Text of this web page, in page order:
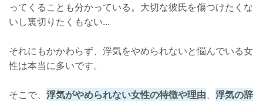
ってくることも分かっている。大切な彼氏を傷つけたくな
いし裏切りたくもない...
それにもかかわらず、浮気をやめられないと悩んでいる女
性は本当に多いです。
そこで、 浮気がやめられない女性の特徴や理由、 浮気の辞